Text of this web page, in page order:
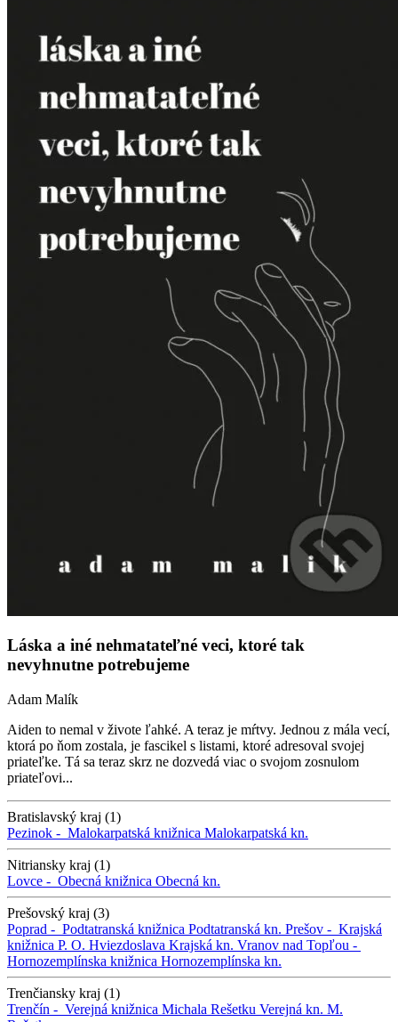
Láska a iné nehmatateľné veci, ktoré tak
nevyhnutne potrebujeme
Adam Malík
Aiden to nemal v živote ľahké. A teraz je mŕtvy. Jednou z mála vecí,
ktorá po ňom zostala, je fascikel s listami, ktoré adresoval svojej
priateľke. Tá sa teraz skrz ne dozvedá viac o svojom zosnulom
priateľovi...
Bratislavský kraj (1)
Pezinok - Malokarpatská knižnica Malokarpatská kn.
Nitriansky kraj (1)
Lovce - Obecná knižnica Obecná kn.
Prešovský kraj (3)
Poprad - Podtatranská knižnica Podtatranská kn. Prešov - Krajská
knižnica P. O. Hviezdoslava Krajská kn. Vranov nad Topľou -
Hornozemplínska knižnica Hornozemplínska kn.
Trenčiansky kraj (1)
Trenčín - Verejná knižnica Michala Rešetku Verejná kn. M.